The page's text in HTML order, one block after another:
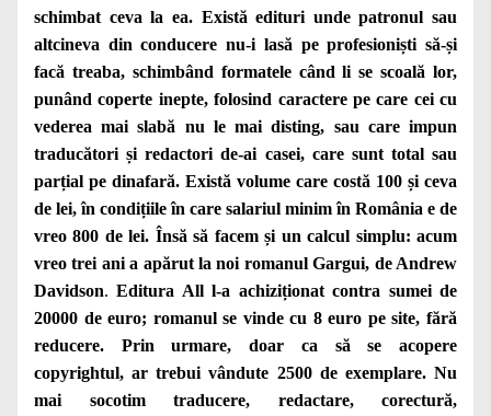
schimbat ceva la ea. Există edituri unde patronul sau
altcineva din conducere nu-i lasă pe profesioniști să-și
facă treaba, schimbând formatele când li se scoală lor,
punând coperte inepte, folosind caractere pe care cei cu
vederea mai slabă nu le mai disting, sau care impun
traducători și redactori de-ai casei, care sunt total sau
parțial pe dinafară. Există volume care costă 100 și ceva
de lei, în condițiile în care salariul minim în România e de
vreo 800 de lei. Însă să facem și un calcul simplu: acum
vreo trei ani a apărut la noi romanulGargui, de Andrew
Davidson. Editura All l-a achiziționat contra sumei de
20000 de euro; romanul se vinde cu 8 euro pe site, fără
reducere. Prin urmare, doar ca să se acopere
copyrightul, ar trebui vândute 2500 de exemplare. Nu
mai socotim traducere, redactare, corectură,